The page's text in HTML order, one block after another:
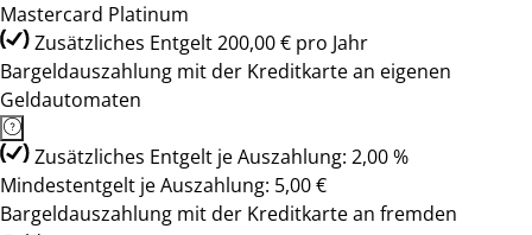
Mastercard Platinum
Zusätzliches Entgelt 200,00 € pro Jahr
Bargeldauszahlung mit der Kreditkarte an eigenen
Geldautomaten
Zusätzliches Entgelt je Auszahlung: 2,00 %
Mindestentgelt je Auszahlung: 5,00 €
Bargeldauszahlung mit der Kreditkarte an fremden